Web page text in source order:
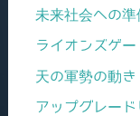
未来社会への
ライオンズゲー
天の軍勢の動
アップグレー